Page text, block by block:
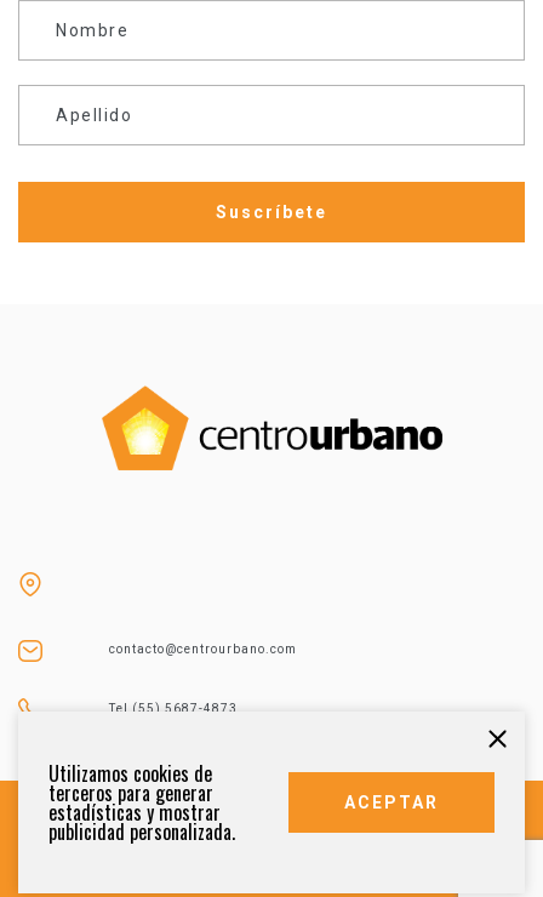
Nombre
Apellido
contacto@centrourbano.com
Tel (55) 5687-4873
Utilizamos cookies de
terceros para generar
estadísticas y mostrar
publicidad personalizada.
ACEPTAR